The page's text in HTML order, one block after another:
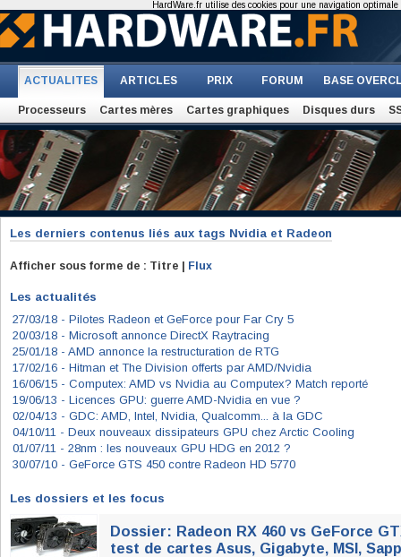
ACTUALITES ARTICLES PRIX FORUM BASE
Processeurs Cartes mères Cartes graphiques Disques durs
Les derniers contenus liés aux tags Nvidia et Radeon
Afficher sous forme de : Titre | Flux
Les actualités
27/03/18 - Pilotes Radeon et GeForce pour Far Cry 5
20/03/18 - Microsoft annonce DirectX Raytracing
25/01/18 - AMD annonce la restructuration de RTG
17/02/16 - Hitman et The Division offerts par AMD/Nvidia
16/06/15 - Computex: AMD vs Nvidia au Computex? Match reporté
19/06/13 - Licences GPU: guerre AMD-Nvidia en vue ?
02/04/13 - GDC: AMD, Intel, Nvidia, Qualcomm... à la GDC
04/10/11 - Deux nouveaux dissipateurs GPU chez Arctic Cooling
01/07/11 - 28nm : les nouveaux GPU HDG en 2012 ?
30/07/10 - GeForce GTS 450 contre Radeon HD 5770
Les dossiers et les focus
Dossier: Radeon RX 460 vs GeForce
test de cartes Asus, Gigabyte, MSI,
HardWare.fr utilise des cookies pour une navigation